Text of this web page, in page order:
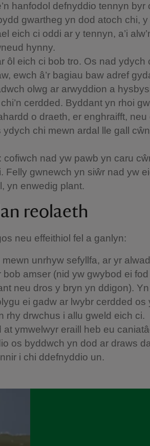
hanfodol defnyddio tennyn byr
gwartheg yn dod atoch chi, y
eich ci oddi ar y tennyn, a’i
hynny.
ôl eich ci bob tro. Os nad ydych
ewch â’r bagiau baw adref
olwg ar arwyddion a
cerdded. Byddant yn rhoi
o draeth, er enghraifft, neu
ydych chi mewn ardal lle gall
: cofiwch nad yw pawb yn caru
Felly gwnewch yn siŵr nad yw
yn enwedig plant.
reolaeth
neu effeithiol fel a ganlyn:
unrhyw sefyllfa, ar yr
amser (nid yw gwybod ei
neu dros y bryn yn ddigon). Yn
ei gadw ar lwybr cerdded os
rhy drwchus i allu gweld eich ci.
ymwelwyr eraill heb eu
os byddwch yn dod ar draws
i chi ddefnyddio un.